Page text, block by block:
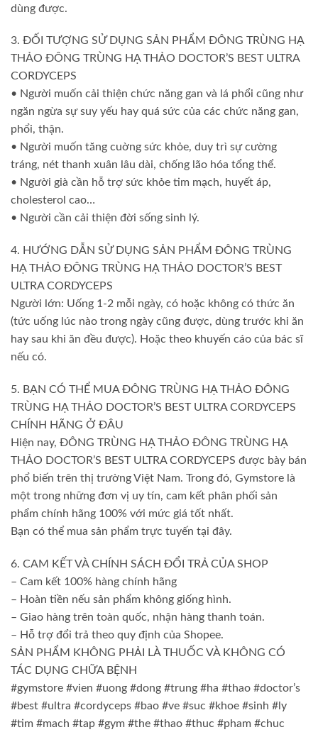
dùng được.
3. ĐỐI TƯỢNG SỬ DỤNG SẢN PHẨM ĐÔNG TRÙNG HẠ
THẢO ĐÔNG TRÙNG HẠ THẢO DOCTOR’S BEST ULTRA
CORDYCEPS
• Người muốn cải thiện chức năng gan và lá phổi cũng như
ngăn ngừa sự suy yếu hay quá sức của các chức năng gan,
phổi, thận.
• Người muốn tăng cuờng sức khỏe, duy trì sự cường
tráng, nét thanh xuân lâu dài, chống lão hóa tổng thể.
• Người già cần hỗ trợ sức khỏe tim mạch, huyết áp,
cholesterol cao…
• Người cần cải thiện đời sống sinh lý.
4. HƯỚNG DẪN SỬ DỤNG SẢN PHẨM ĐÔNG TRÙNG
HẠ THẢO ĐÔNG TRÙNG HẠ THẢO DOCTOR’S BEST
ULTRA CORDYCEPS
Người lớn: Uống 1-2 mỗi ngày, có hoặc không có thức ăn
(tức uống lúc nào trong ngày cũng được, dùng trước khi ăn
hay sau khi ăn đều được). Hoặc theo khuyến cáo của bác sĩ
nếu có.
5. BẠN CÓ THỂ MUA ĐÔNG TRÙNG HẠ THẢO ĐÔNG
TRÙNG HẠ THẢO DOCTOR’S BEST ULTRA CORDYCEPS
CHÍNH HÃNG Ở ĐÂU
Hiện nay, ĐÔNG TRÙNG HẠ THẢO ĐÔNG TRÙNG HẠ
THẢO DOCTOR’S BEST ULTRA CORDYCEPS được bày bán
phổ biến trên thị trường Việt Nam. Trong đó, Gymstore là
một trong những đơn vị uy tín, cam kết phân phối sản
phẩm chính hãng 100% với mức giá tốt nhất.
Bạn có thể mua sản phẩm trực tuyến tại đây.
6. CAM KẾT VÀ CHÍNH SÁCH ĐỔI TRẢ CỦA SHOP
– Cam kết 100% hàng chính hãng
– Hoàn tiền nếu sản phẩm không giống hình.
– Giao hàng trên toàn quốc, nhận hàng thanh toán.
– Hỗ trợ đổi trả theo quy định của Shopee.
SẢN PHẨM KHÔNG PHẢI LÀ THUỐC VÀ KHÔNG CÓ
TÁC DỤNG CHỮA BỆNH
#gymstore #vien #uong #dong #trung #ha #thao #doctor’s
#best #ultra #cordyceps #bao #ve #suc #khoe #sinh #ly
#tim #mach #tap #gym #the #thao #thuc #pham #chuc